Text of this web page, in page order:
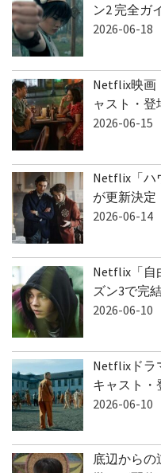
ン2 完全ガ
2026-06-18
Netflix映画
ャスト・
2026-06-15
Netflix「ハ
が更新決
2026-06-14
Netflix「自
ズン3で完
2026-06-10
Netflixドラ
キャスト
2026-06-10
底辺から